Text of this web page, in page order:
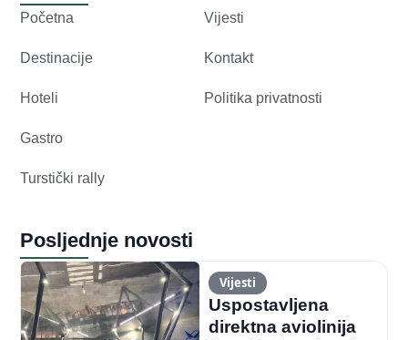
Početna
Destinacije
Hoteli
Gastro
Turstički rally
Vijesti
Kontakt
Politika privatnosti
Posljednje novosti
Vijesti
Uspostavljena
direktna aviolinija